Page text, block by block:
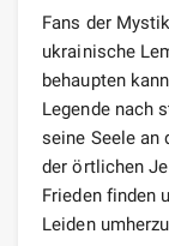
Fans der
ukrainische
behaupten
Legende nach
seine Seele an
der örtlichen
Frieden finden
Leiden